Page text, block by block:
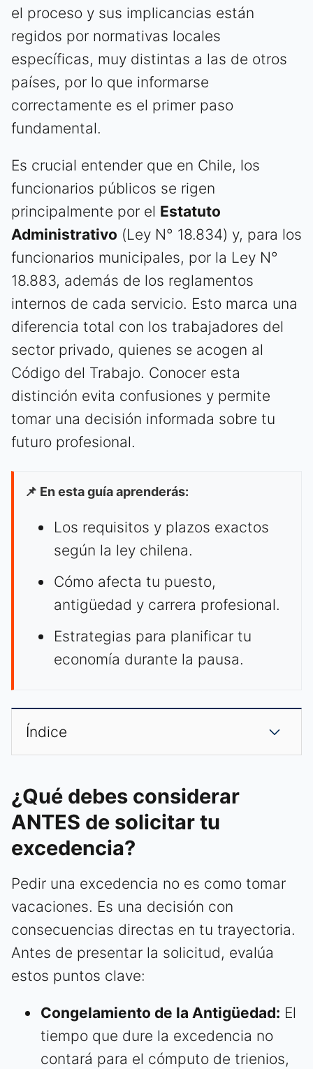
el proceso y sus implicancias están
regidos por normativas locales
específicas, muy distintas a las de otros
países, por lo que informarse
correctamente es el primer paso
fundamental.
Es crucial entender que en Chile, los
funcionarios públicos se rigen
principalmente por el Estatuto
Administrativo (Ley N° 18.834) y, para los
funcionarios municipales, por la Ley N°
18.883, además de los reglamentos
internos de cada servicio. Esto marca una
diferencia total con los trabajadores del
sector privado, quienes se acogen al
Código del Trabajo. Conocer esta
distinción evita confusiones y permite
tomar una decisión informada sobre tu
futuro profesional.
📌 En esta guía aprenderás:
Los requisitos y plazos exactos
según la ley chilena.
Cómo afecta tu puesto,
antigüedad y carrera profesional.
Estrategias para planificar tu
economía durante la pausa.
Índice
¿Qué debes considerar
ANTES de solicitar tu
excedencia?
Pedir una excedencia no es como tomar
vacaciones. Es una decisión con
consecuencias directas en tu trayectoria.
Antes de presentar la solicitud, evalúa
estos puntos clave:
Congelamiento de la Antigüedad: El
tiempo que dure la excedencia no
contará para el cómputo de trienios,